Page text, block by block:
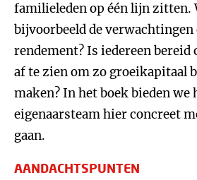
familieleden op één lijn zitten.
bijvoorbeeld de
rendement? Is iedereen bereid
af te zien om zo groeikapitaal
maken? In het boek bieden we
eigenaarsteam hier concreet
gaan.
AANDACHTSPUNTEN